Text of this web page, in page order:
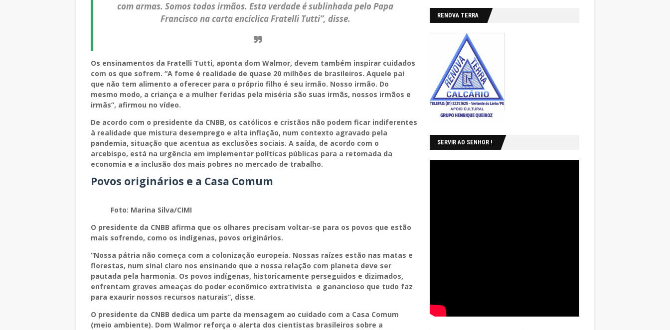
com armas. Somos todos irmãos. Esta verdade é sublinhada pelo Papa
Francisco na carta encíclica Fratelli Tutti”, disse.
Os ensinamentos da Fratelli Tutti, aponta dom Walmor, devem também inspirar cuidados
com os que sofrem. “A fome é realidade de quase 20 milhões de brasileiros. Aquele pai
que não tem alimento a oferecer para o próprio filho é seu irmão. Nosso irmão. Do
mesmo modo, a criança e a mulher feridas pela miséria são suas irmãs, nossos irmãos e
irmãs”, afirmou no vídeo.
De acordo com o presidente da CNBB, os católicos e cristãos não podem ficar indiferentes
à realidade que mistura desemprego e alta inflação, num contexto agravado pela
pandemia, situação que acentua as exclusões sociais. A saída, de acordo com o
arcebispo, está na urgência em implementar políticas públicas para a retomada da
economia e a inclusão dos mais pobres no mercado de trabalho.
Povos originários e a Casa Comum
Foto: Marina Silva/CIMI
O presidente da CNBB afirma que os olhares precisam voltar-se para os povos que estão
mais sofrendo, como os indígenas, povos originários.
“Nossa pátria não começa com a colonização europeia. Nossas raízes estão nas matas e
florestas, num sinal claro nos ensinando que a nossa relação com planeta deve ser
pautada pela harmonia. Os povos indígenas, historicamente perseguidos e dizimados,
enfrentam graves ameaças do poder econômico extrativista e ganancioso que tudo faz
para exaurir nossos recursos naturais”, disse.
O presidente da CNBB dedica um parte da mensagem ao cuidado com a Casa Comum
(meio ambiente). Dom Walmor reforça o alerta dos cientistas brasileiros sobre a
RENOVA TERRA
SERVIR AO SENHOR !